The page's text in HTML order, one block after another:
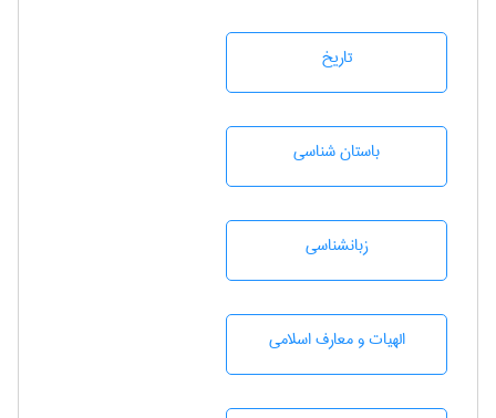
تاريخ
باستان شناسی
زبانشناسی
الهیات و معارف اسلامی